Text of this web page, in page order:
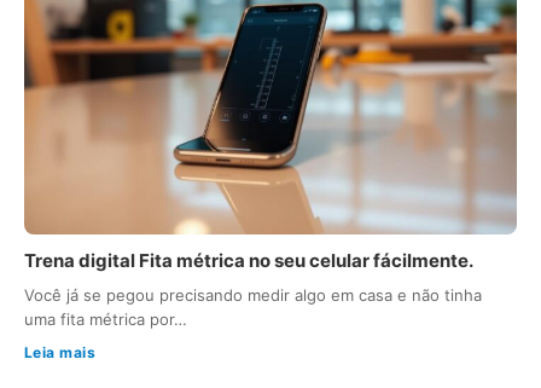
Trena digital Fita métrica no seu celular fácilmente.
Você já se pegou precisando medir algo em casa e não tinha
uma fita métrica por…
Leia mais